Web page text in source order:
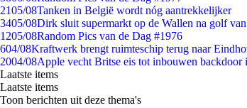
2105/08Tanken in België wordt nóg aantrekkelijker
3405/08Dirk sluit supermarkt op de Wallen na golf van
1205/08Random Pics van de Dag #1976
604/08Kraftwerk brengt ruimteschip terug naar
2004/08Apple vecht Britse eis tot inbouwen backdoor
Laatste items
Laatste items
Toon berichten uit deze thema's